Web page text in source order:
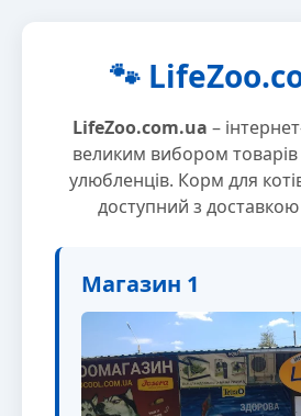
🐾
LifeZoo.com.ua –
великим вибором
улюбленців. Корм для
доступний з доставкою
Магазин 1